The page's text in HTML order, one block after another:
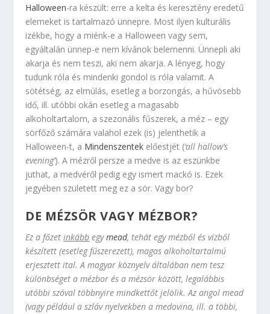
Halloween-ra készült: erre a kelta és keresztény eredetű
elemeket is tartalmazó ünnepre. Most ilyen kulturális
izékbe, hogy a miénk-e a Halloween vagy sem,
egyáltalán ünnep-e nem kívánok belemenni. Ünnepli aki
akarja és nem teszi, aki nem akarja. A lényeg, hogy
tudunk róla és mindenki gondol is róla valamit. A
sötétség, az elmúlás, esetleg a borzongás, a hűvösebb
idő, ill. utóbbi okán esetleg a magasabb
alkoholtartalom, a szezonális fűszerek, a méz – egy
sörfőző számára valahol ezek (is) jelenthetik a
Halloween-t, a Mindenszentek előestjét (‘all hallow’s
evening’). A mézről persze a medve is az eszünkbe
juthat, a medvéről pedig egy ismert mackó is. Ezek
jegyében született meg ez a sör. Vagy bor?
DE MÉZSÖR VAGY MÉZBOR?
Ez a főzetinkább egymead, tehát egy mézből és vízből
készített (esetleg fűszerezett), magas alkoholtartalmú
erjesztett ital. A magyar köznyelv általában nem tesz
különbséget a mézbor és a mézsör között, legalábbis
utóbbi szóval többnyire mindkettőt jelölik. Az angol mead
(vagy például a szláv nyelvekben a medovina, ill. a többi,